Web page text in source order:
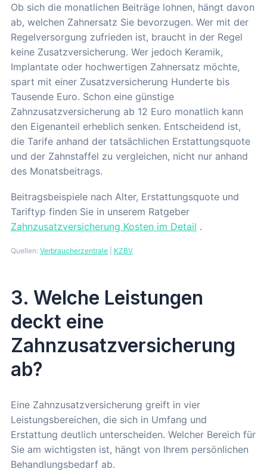
Ob sich die monatlichen Beiträge lohnen, hängt davon
ab, welchen Zahnersatz Sie bevorzugen. Wer mit der
Regelversorgung zufrieden ist, braucht in der Regel
keine Zusatzversicherung. Wer jedoch Keramik,
Implantate oder hochwertigen Zahnersatz möchte,
spart mit einer Zusatzversicherung Hunderte bis
Tausende Euro. Schon eine günstige
Zahnzusatzversicherung ab 12 Euro monatlich kann
den Eigenanteil erheblich senken. Entscheidend ist,
die Tarife anhand der tatsächlichen Erstattungsquote
und der Zahnstaffel zu vergleichen, nicht nur anhand
des Monatsbeitrags.
Beitragsbeispiele nach Alter, Erstattungsquote und
Tariftyp finden Sie in unserem Ratgeber
Zahnzusatzversicherung Kosten im Detail .
Quellen: Verbraucherzentrale KZBV
3. Welche Leistungen
deckt eine
Zahnzusatzversicherung
ab?
Eine Zahnzusatzversicherung greift in vier
Leistungsbereichen, die sich in Umfang und
Erstattung deutlich unterscheiden. Welcher Bereich für
Sie am wichtigsten ist, hängt von Ihrem persönlichen
Behandlungsbedarf ab.